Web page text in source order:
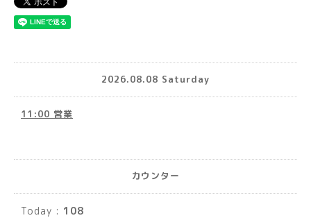
2026.08.08 Saturday
11:00 営業
カウンター
Today : 108